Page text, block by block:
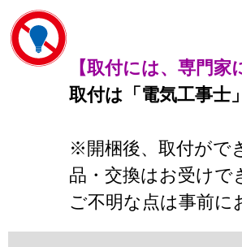
【取付には、専門
取付は「電気工事士
※開梱後、取付がで
品・交換はお受けで
ご不明な点は事前